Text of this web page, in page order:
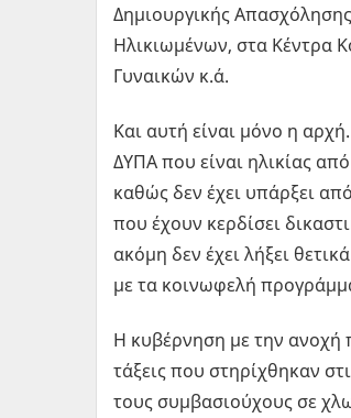
Δη­µιουρ­γι­κής
Ηλι­κιω­µέ­νων, στα Κέ­ντρα
Γυ­ναι­κών κ.ά.
Και αυτή είναι µόνο η
ΔΥΠΑ που είναι ηλι­κί­ας
καθώς δεν έχει υπάρ­ξει
που έχουν κερ­δί­σει
ακόµη δεν έχει λήξει
µε τα κοι­νω­φε­λή
Η κυ­βέρ­νη­ση µε την
τά­ξεις που στη­ρί­χθη­καν
τους συ­µβα­σιού­χους σε